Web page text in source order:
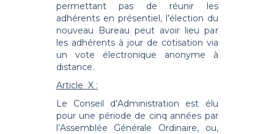
permettant pas de réunir les
adhérents en présentiel, l’élection du
nouveau Bureau peut avoir lieu par
les adhérents à jour de cotisation via
un vote électronique anonyme à
distance.
Article X :
Le Conseil d’Administration est élu
pour une période de cinq années par
l’Assemblée Générale Ordinaire, ou,